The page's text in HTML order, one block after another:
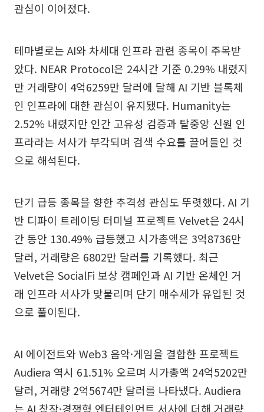
관심이 이어졌다.
테마별로는 AI와 차세대 인프라 관련 종목이 주목받
았다. NEAR Protocol은 24시간 기준 0.29% 내렸지
만 거래량이 4억6259만 달러에 달해 AI 기반 블록체
인 인프라에 대한 관심이 유지됐다. Humanity는
2.52% 내렸지만 인간 고유성 검증과 탈중앙 신원 인
프라라는 서사가 부각되며 검색 수요를 끌어들인 것
으로 해석된다.
단기 급등 종목을 향한 추격성 관심도 뚜렷했다. AI 기
반 디파이 트레이딩 터미널 프로젝트 Velvet은 24시
간 동안 130.49% 급등했고 시가총액은 3억8736만
달러, 거래량은 6802만 달러를 기록했다. 최근
Velvet은 SocialFi 보상 캠페인과 AI 기반 온체인 거
래 인프라 서사가 맞물리며 단기 매수세가 유입된 것
으로 풀이된다.
AI 에이전트와 Web3 음악·게임을 결합한 프로젝트
Audiera 역시 61.51% 오르며 시가총액 24억5202만
달러, 거래량 2억5674만 달러를 나타냈다. Audiera
는 AI 창작·경쟁형 엔터테인먼트 서사에 더해 거래량